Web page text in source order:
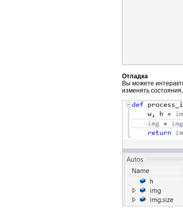
Отладка
Вы можете
изменять